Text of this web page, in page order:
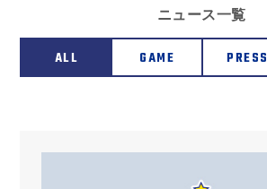
ニュース一覧
ALL GAME PRESS